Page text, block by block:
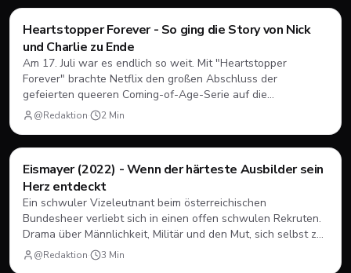
Filme & Serien
Heartstopper Forever - So ging die Story von Nick
und Charlie zu Ende
Am 17. Juli war es endlich so weit. Mit "Heartstopper
Forever" brachte Netflix den großen Abschluss der
gefeierten queeren Coming-of-Age-Serie auf die
Bildschirme. Statt einer vierten Staffel gab es diesmal einen
abendfüllenden Spielfilm. Wir blicken zurück, wie sich Nick
@Redaktion· 2 Min
Filme & Serien
Eismayer (2022) - Wenn der härteste Ausbilder sein
Herz entdeckt
Ein schwuler Vizeleutnant beim österreichischen
Bundesheer verliebt sich in einen offen schwulen Rekruten.
Drama über Männlichkeit, Militär und den Mut, sich selbst zu
sein.@Redaktion· 3 Min